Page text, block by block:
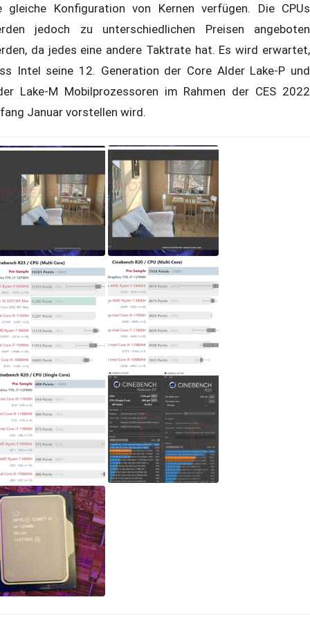
gleiche Konfiguration von Kernen verfügen. Die CPUs
jedoch zu unterschiedlichen Preisen angeboten
da jedes eine andere Taktrate hat. Es wird erwartet,
Intel seine 12. Generation der Core Alder Lake-P und
Lake-M Mobilprozessoren im Rahmen der CES 2022
Januar vorstellen wird.